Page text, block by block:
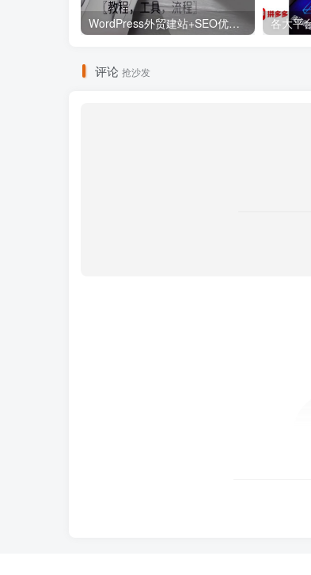
WordPress外贸建站+SEO优化课程【教程，工具，流程】
评论 抢沙发